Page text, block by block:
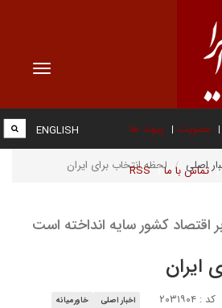
Toggle
عضویت پیوند ها
تماس با ما RSS
ENGLISH
اصلی لحظه انتخاب برای ایران
کشور سایه انداخته است
ایران
کد : ۲۰۳۱۹۰۴ اخبار اصلی خاورمیانه